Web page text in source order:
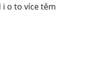
o to více těm